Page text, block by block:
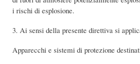
i rischi di esplosione.
3. Ai sensi della presente direttiva si
Apparecchi e sistemi di protezione